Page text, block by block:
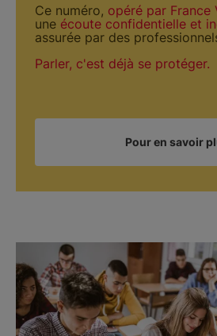
Ce numéro, opéré par France
une écoute confidentielle et
assurée par des
Parler, c'est déjà se protéger.
Pour en savoir